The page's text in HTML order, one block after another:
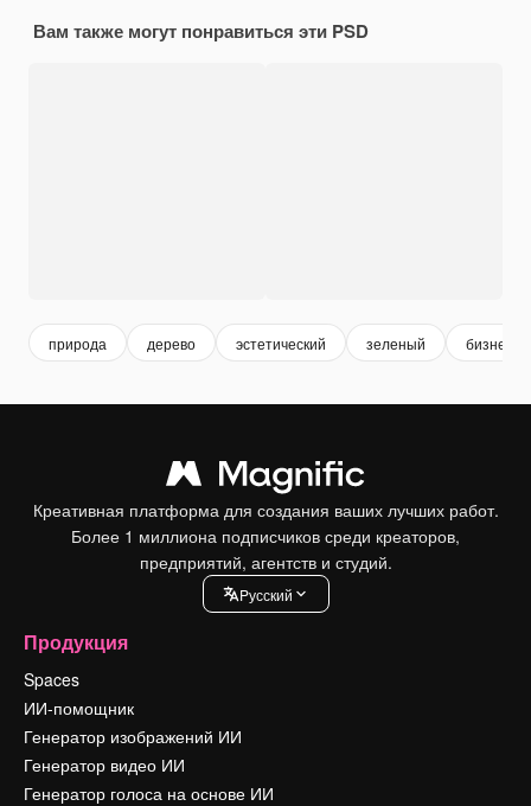
Вам также могут понравиться эти PSD
природа дерево эстетический зеленый бизнес
Креативная платформа для создания ваших лучших работ.
Более 1 миллиона подписчиков среди креаторов,
предприятий, агентств и студий.
Pусский
Продукция
Spaces
ИИ-помощник
Генератор изображений ИИ
Генератор видео ИИ
Генератор голоса на основе ИИ